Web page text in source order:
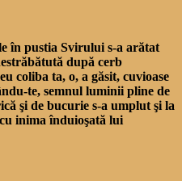
în pustia Svirului s-a arătat
după cerb
coliba ta, o, a găsit, cuvioase
te, semnul luminii pline de
şi de bucurie s-a umplut şi la
inima înduioşată lui